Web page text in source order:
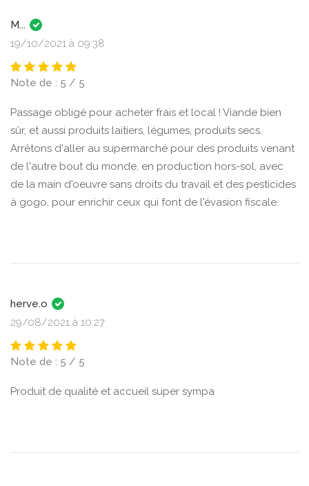
M...
19/10/2021 à 09:38
Note de : 5 / 5
Passage obligé pour acheter frais et local ! Viande bien
sûr, et aussi produits laitiers, légumes, produits secs.
Arrêtons d'aller au supermarché pour des produits venant
de l'autre bout du monde, en production hors-sol, avec
de la main d'oeuvre sans droits du travail et des pesticides
à gogo, pour enrichir ceux qui font de l'évasion fiscale.
herve.o
29/08/2021 à 10:27
Note de : 5 / 5
Produit de qualité et accueil super sympa